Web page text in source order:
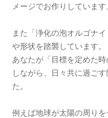
メージでお作りしています
また「浄化の泡オルゴナ
や形状を踏襲しています。
あなたが「目標を定めた
しながら、日々共に過ご
た。
例えば地球が太陽の周りを